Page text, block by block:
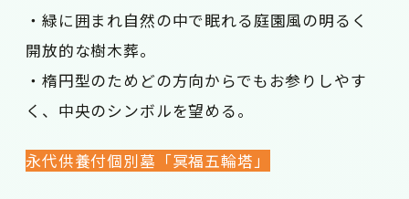
・緑に囲まれ自然の中で眠れる庭園風の明るく
開放的な樹木葬。
・楕円型のためどの方向からでもお参りしやす
く、中央のシンボルを望める。
永代供養付個別墓「冥福五輪塔」